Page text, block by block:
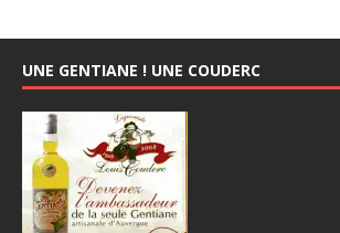
UNE GENTIANE ! UNE COUDERC